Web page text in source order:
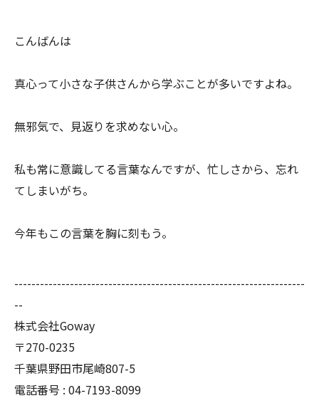
こんばんは
真心って小さな子供さんから学ぶことが多いですよね。
無邪気で、見返りを求めない心。
私も常に意識してる言葉なんですが、忙しさから、忘れ
てしまいがち。
今年もこの言葉を胸に刻もう。
--------------------------------------------------------------------
--
株式会社Goway
〒270-0235
千葉県野田市尾崎807-5
電話番号 : 04-7193-8099